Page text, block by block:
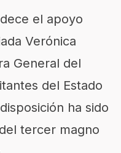
el apoyo
Verónica
General del
del Estado
ha sido
tercer magno